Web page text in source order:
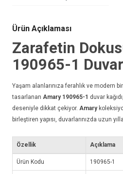
Ürün Açıklaması
Zarafetin
190965-1
Yaşam alanlarınıza ferahlık ve modern
tasarlanan Amary 190965-1 duvar kağıdı
deseniyle dikkat çekiyor. Amary
birleştiren yapısı, duvarlarınızda uzun
Özellik Açıklama
Ürün Kodu 190965-1